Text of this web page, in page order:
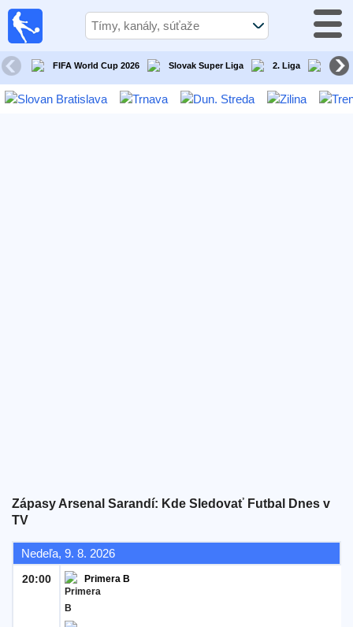
FIFA World Cup 2026 Slovak Super Liga 2. Liga
Zápasy Arsenal Sarandí: Kde Sledovať Futbal Dnes v
TV
Nedeľa, 9. 8. 2026
20:00 Primera B
Futbal
Televízny
sprievodca